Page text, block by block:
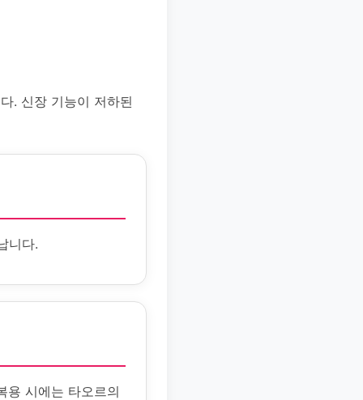
. 신장 기능이 저하된
니다.
용 시에는 타오르의